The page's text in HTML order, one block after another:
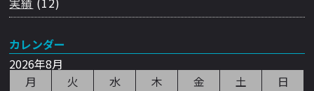
カレンダー
2026年8月
月
火 水 木 金 土 日